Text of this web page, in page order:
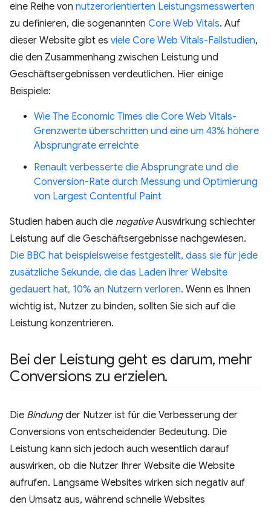
eine Reihe von nutzerorientierten Leistungsmesswerten
zu definieren, die sogenannten Core Web Vitals. Auf
dieser Website gibt es viele Core Web Vitals-Fallstudien,
die den Zusammenhang zwischen Leistung und
Geschäftsergebnissen verdeutlichen. Hier einige
Beispiele:
Wie The Economic Times die Core Web Vitals-
Grenzwerte überschritten und eine um 43% höhere
Absprungrate erreichte
Renault verbesserte die Absprungrate und die
Conversion-Rate durch Messung und Optimierung
von Largest Contentful Paint
Studien haben auch die negativeAuswirkung schlechter
Leistung auf die Geschäftsergebnisse nachgewiesen.
Die BBC hat beispielsweise festgestellt, dass sie für jede
zusätzliche Sekunde, die das Laden ihrer Website
gedauert hat, 10% an Nutzern verloren. Wenn es Ihnen
wichtig ist, Nutzer zu binden, sollten Sie sich auf die
Leistung konzentrieren.
Bei der Leistung geht es darum, mehr
Conversions zu erzielen.
Die Bindungder Nutzer ist für die Verbesserung der
Conversions von entscheidender Bedeutung. Die
Leistung kann sich jedoch auch wesentlich darauf
auswirken, ob die Nutzer Ihrer Website die Website
aufrufen. Langsame Websites wirken sich negativ auf
den Umsatz aus, während schnelle Websites